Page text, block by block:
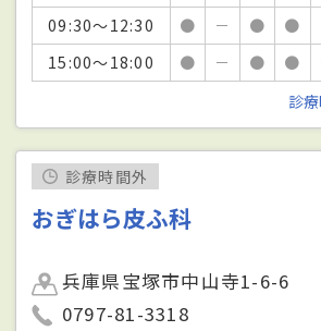
09:30～12:30
● － ● ●
15:00～18:00
● － ● ●
診
診療時間外
おぎはら皮ふ科
兵庫県宝塚市中山寺1-6-6
0797-81-3318